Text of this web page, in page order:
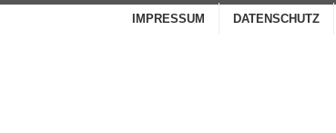
IMPRESSUM DATENSCHUTZ